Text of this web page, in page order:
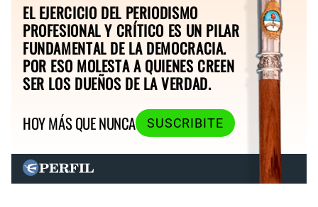
EL EJERCICIO DEL PERIODISMO
PROFESIONAL Y CRÍTICO ES UN PILAR
FUNDAMENTAL DE LA DEMOCRACIA.
POR ESO MOLESTA A QUIENES CREEN
SER LOS DUEÑOS DE LA VERDAD.
HOY MÁS QUE NUNCA
SUSCRIBITE